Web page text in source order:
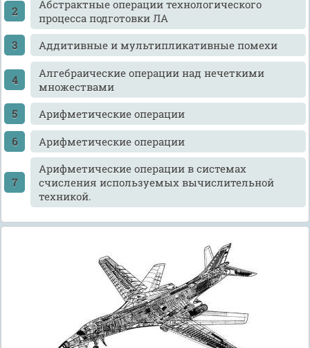
Абстрактные операции технологического
процесса подготовки ЛА
Аддитивные и мультипликативные помехи
Алгебраические операции над нечеткими
множествами
Арифметические операции
Арифметические операции
Арифметические операции в системах
счисления используемых вычислительной
техникой.